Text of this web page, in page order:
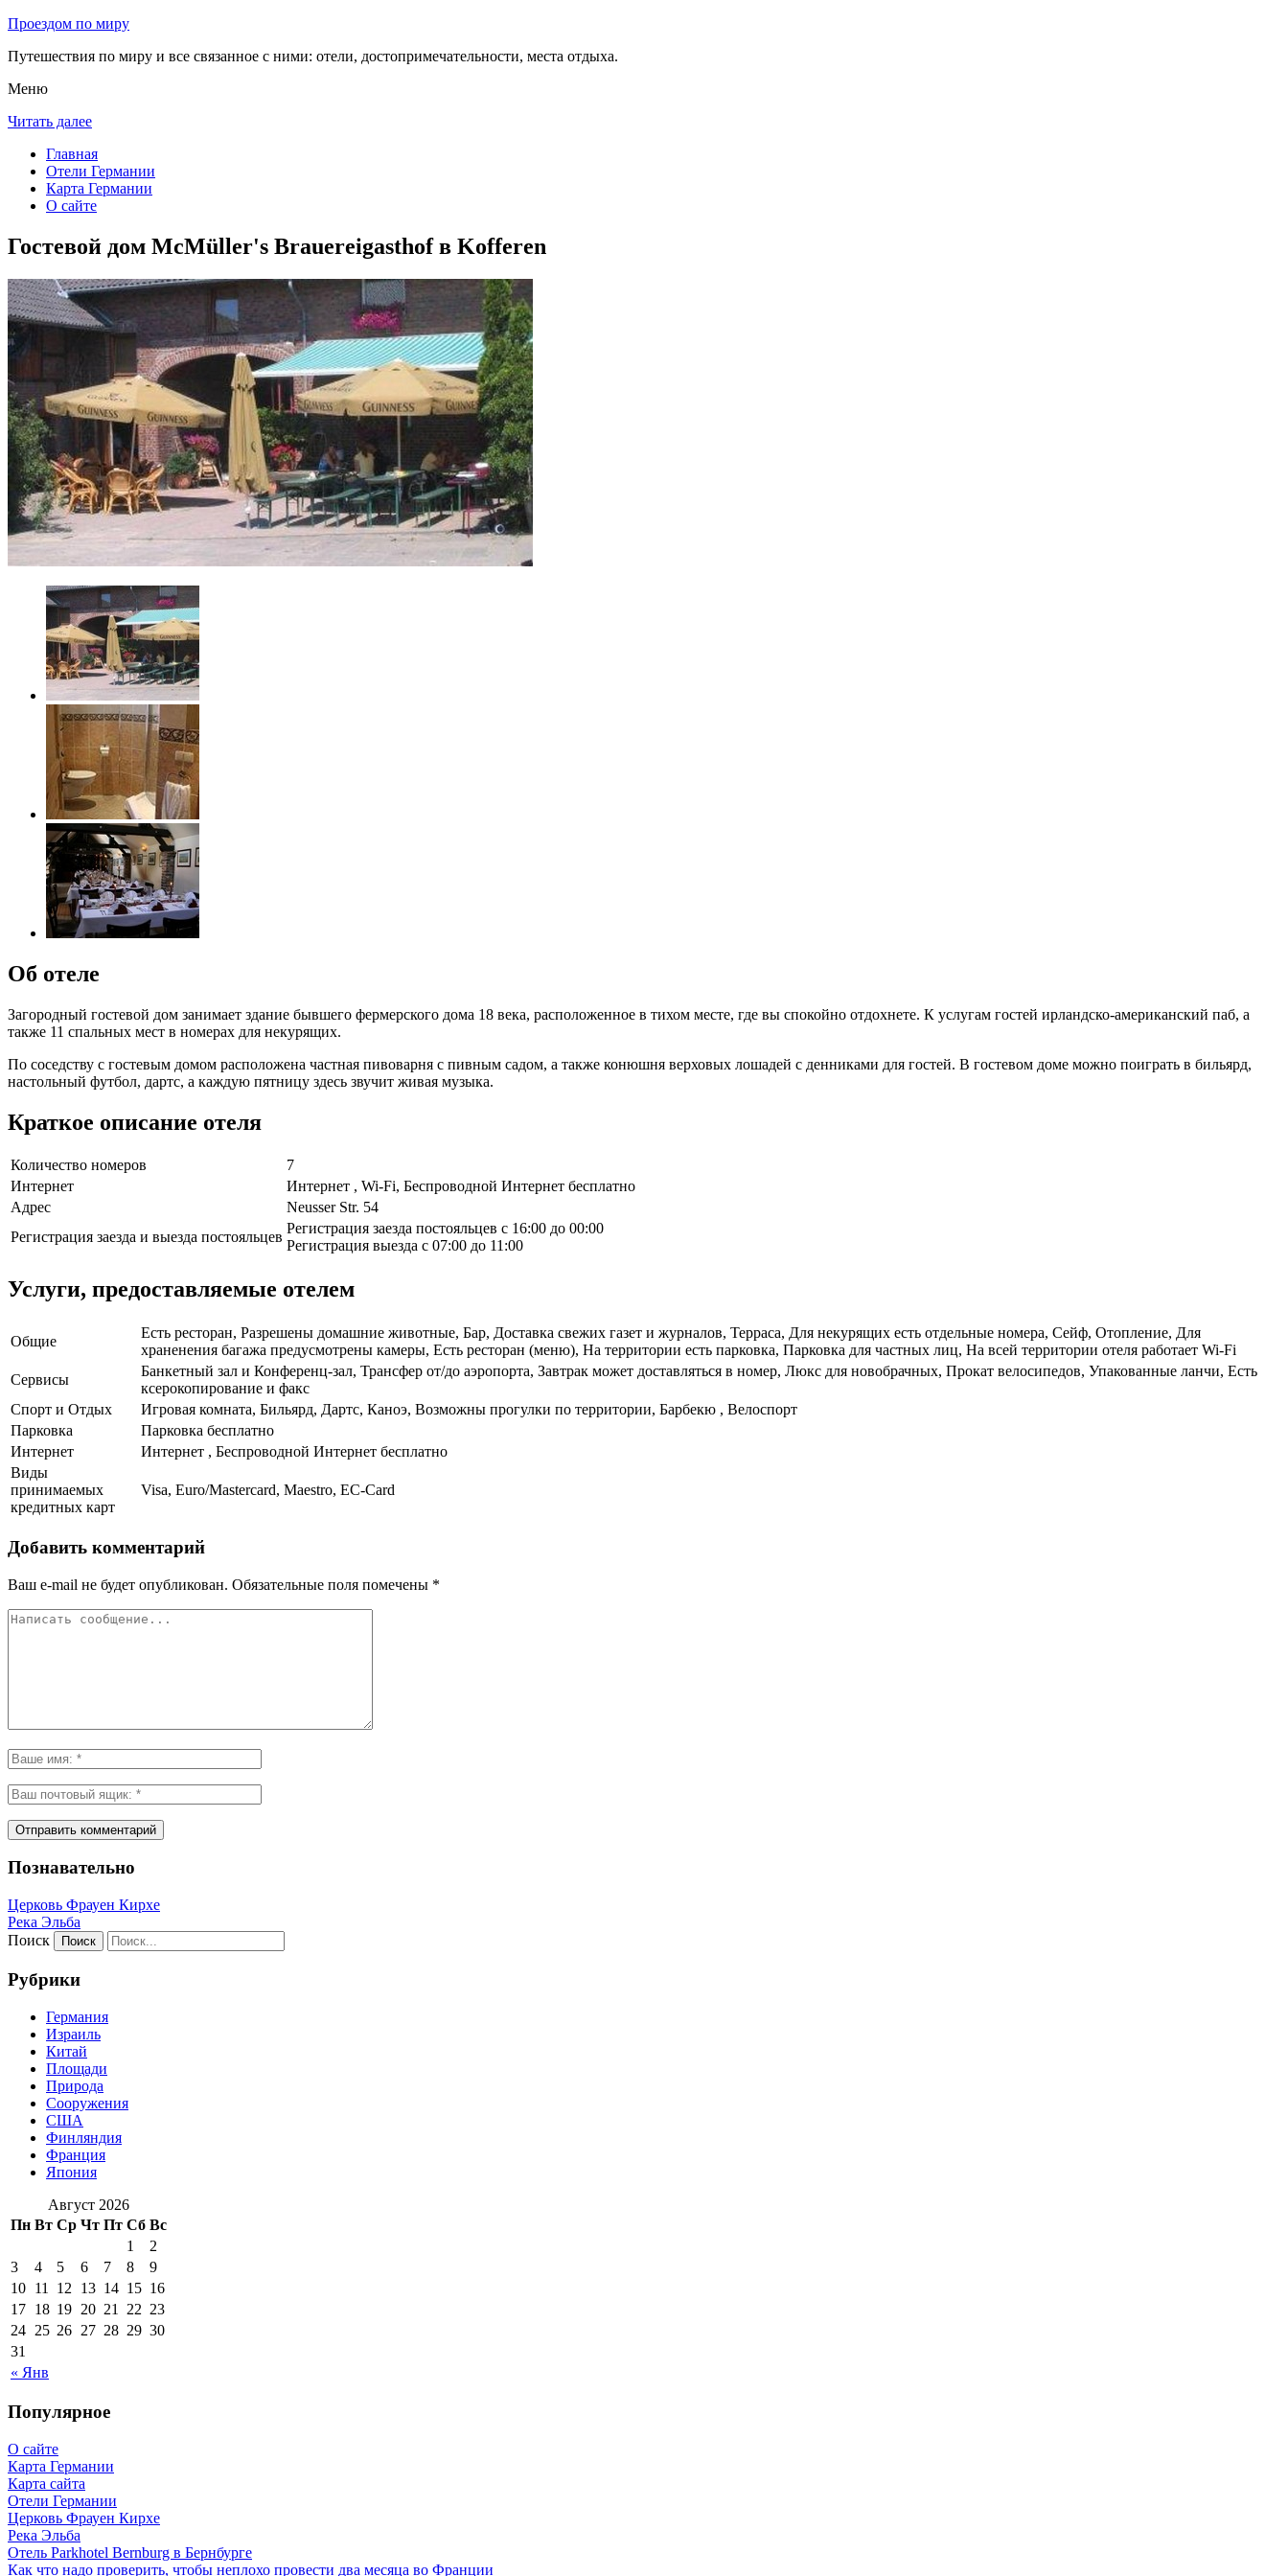
Проездом по миру
Путешествия по миру и все связанное с ними: отели, достопримечательности, места отдыха.
Меню
Читать далее
Главная
Отели Германии
Карта Германии
О сайте
Гостевой дом McMüller's Brauereigasthof в Kofferen
Об отеле
Загородный гостевой дом занимает здание бывшего фермерского дома 18 века, расположенное в тихом месте, где вы спокойно отдохнете. К услугам гостей ирландско-американский паб, а
также 11 спальных мест в номерах для некурящих.
По соседству с гостевым домом расположена частная пивоварня с пивным садом, а также конюшня верховых лошадей с денниками для гостей. В гостевом доме можно поиграть в бильярд,
настольный футбол, дартс, а каждую пятницу здесь звучит живая музыка.
Краткое описание отеля
Количество номеров
7
Интернет
Интернет , Wi-Fi, Беспроводной Интернет бесплатно
Адрес
Neusser Str. 54
Регистрация заезда и выезда постояльцев
Регистрация заезда постояльцев с 16:00 до 00:00
Регистрация выезда с 07:00 до 11:00
Услуги, предоставляемые отелем
Общие
Есть ресторан, Разрешены домашние животные, Бар, Доставка свежих газет и журналов, Терраса, Для некурящих есть отдельные номера, Сейф, Отопление, Для
храненения багажа предусмотрены камеры, Есть ресторан (меню), На территории есть парковка, Парковка для частных лиц, На всей территории отеля работает Wi-Fi
Сервисы
Банкетный зал и Конференц-зал, Трансфер от/до аэропорта, Завтрак может доставляться в номер, Люкс для новобрачных, Прокат велосипедов, Упакованные ланчи, Есть
ксерокопирование и факс
Спорт и Отдых
Игровая комната, Бильярд, Дартс, Каноэ, Возможны прогулки по территории, Барбекю , Велоспорт
Парковка
Парковка бесплатно
Интернет
Интернет , Беспроводной Интернет бесплатно
Виды
принимаемых
кредитных карт
Visa, Euro/Mastercard, Maestro, EC-Card
Добавить комментарий
Ваш e-mail не будет опубликован. Обязательные поля помечены *
Познавательно
Церковь Фрауен Кирхе
Река Эльба
Поиск
Рубрики
Германия
Израиль
Китай
Площади
Природа
Сооружения
США
Финляндия
Франция
Япония
Август 2026
Пн Вт Ср Чт Пт Сб Вс
« Янв
1
2
3
4 5 6 7 8
9
10 11 12 13 14 15 16
17 18 19 20 21 22 23
24 25 26 27 28 29 30
31
Популярное
О сайте
Карта Германии
Карта сайта
Отели Германии
Церковь Фрауен Кирхе
Река Эльба
Отель Parkhotel Bernburg в Бернбурге
Как что надо проверить, чтобы неплохо провести два месяца во Франции